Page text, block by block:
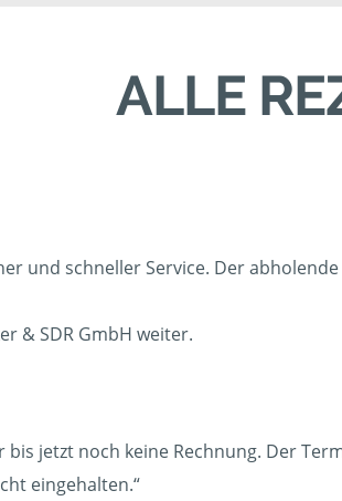
ALLE
und schneller Service. Der
& SDR GmbH weiter.
bis jetzt noch keine Rechnung. Der
eingehalten.“